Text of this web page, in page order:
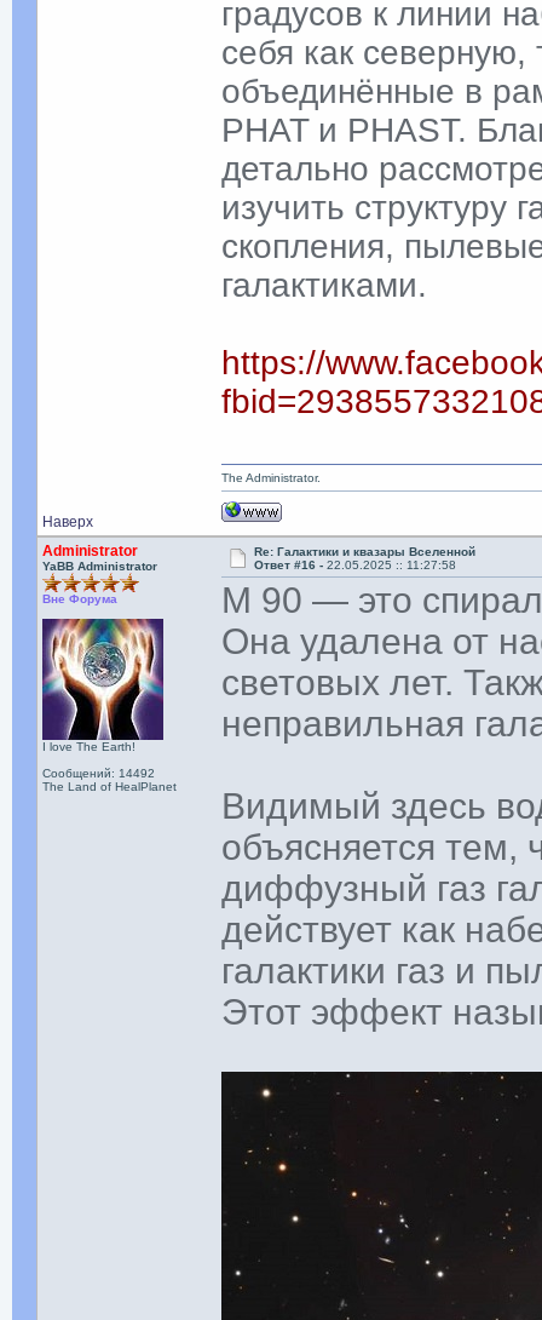
градусов к линии
себя как северную,
объединённые в
PHAT и PHAST.
детально
изучить структуру
скопления,
галактиками.
https://
Наверх
The Administrator.
Administrator
YaBB Administrator
Вне Форума
I love The Earth!
Сообщений: 14492
The Land of HealPlanet
Re: Галактики и квазары Вселенной
Ответ #16 -22.05.2025 :: 11:27:58
M 90 — это
Она удалена от
световых лет.
неправильная
Видимый здесь
объясняется тем,
диффузный газ
действует как
галактики газ и
Этот эффект